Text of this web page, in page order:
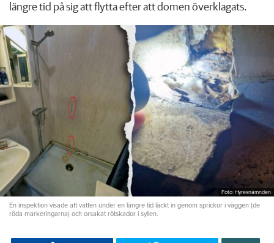
längre tid på sig att flytta efter att domen överklagats.
Foto: Hyresnämnden
En inspektion visade att vatten under en längre tid läckt in genom sprickor i väggen (de
röda markeringarna) och orsakat rötskador i syllen.